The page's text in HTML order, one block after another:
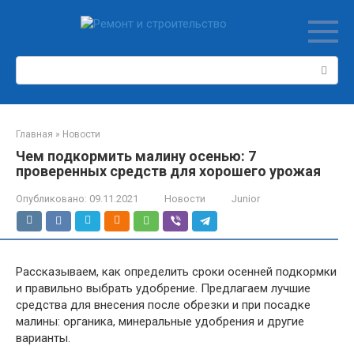
Поиск:
Главная » Новости
Чем подкормить малину осенью: 7
проверенных средств для хорошего урожая
Опубликовано: 09.11.2021 Новости Junior
Рассказываем, как определить сроки осенней подкормки
и правильно выбрать удобрение. Предлагаем лучшие
средства для внесения после обрезки и при посадке
малины: органика, минеральные удобрения и другие
варианты.